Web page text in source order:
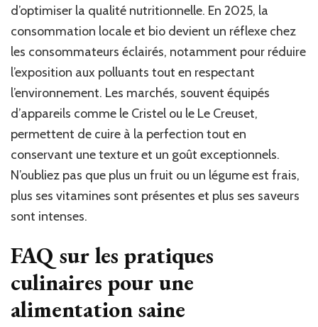
d’optimiser la qualité nutritionnelle. En 2025, la
consommation locale et bio devient un réflexe chez
les consommateurs éclairés, notamment pour réduire
l’exposition aux polluants tout en respectant
l’environnement. Les marchés, souvent équipés
d’appareils comme le Cristel ou le Le Creuset,
permettent de cuire à la perfection tout en
conservant une texture et un goût exceptionnels.
N’oubliez pas que plus un fruit ou un légume est frais,
plus ses vitamines sont présentes et plus ses saveurs
sont intenses.
FAQ sur les pratiques
culinaires pour une
alimentation saine